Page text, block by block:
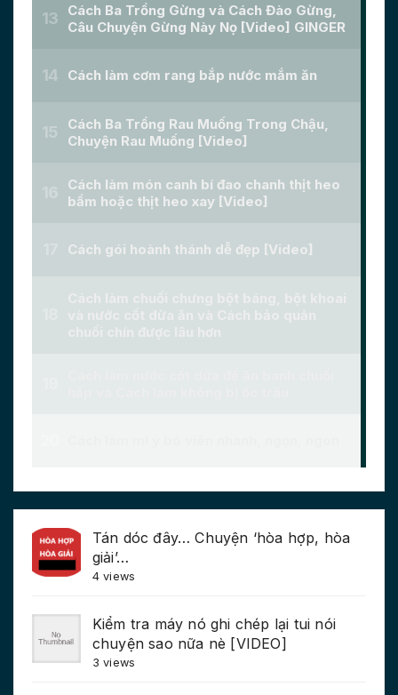
Tán dóc đây… Chuyện ‘hòa hợp, hòa
giải’…
4 views
Kiểm tra máy nó ghi chép lại tui nói
chuyện sao nữa nè [VIDEO]
3 views